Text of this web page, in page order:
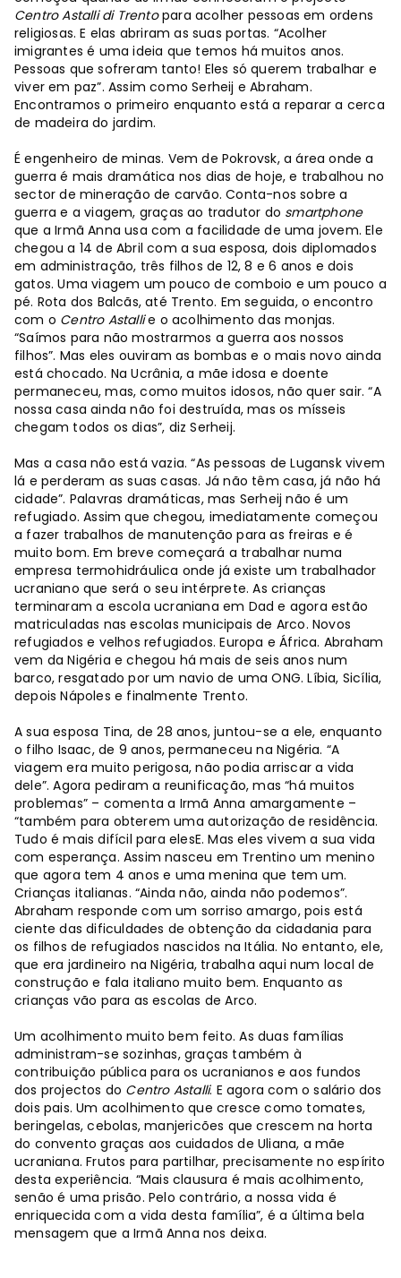
Centro Astalli di Trentopara acolher pessoas em ordens
religiosas. E elas abriram as suas portas. “Acolher
imigrantes é uma ideia que temos há muitos anos.
Pessoas que sofreram tanto! Eles só querem trabalhar e
viver em paz”. Assim como Serheij e Abraham.
Encontramos o primeiro enquanto está a reparar a cerca
de madeira do jardim.
É engenheiro de minas. Vem de Pokrovsk, a área onde a
guerra é mais dramática nos dias de hoje, e trabalhou no
sector de mineração de carvão. Conta-nos sobre a
guerra e a viagem, graças ao tradutor do smartphone
que a Irmã Anna usa com a facilidade de uma jovem. Ele
chegou a 14 de Abril com a sua esposa, dois diplomados
em administração, três filhos de 12, 8 e 6 anos e dois
gatos. Uma viagem um pouco de comboio e um pouco a
pé. Rota dos Balcãs, até Trento. Em seguida, o encontro
com o Centro Astallie o acolhimento das monjas.
“Saímos para não mostrarmos a guerra aos nossos
filhos”. Mas eles ouviram as bombas e o mais novo ainda
está chocado. Na Ucrânia, a mãe idosa e doente
permaneceu, mas, como muitos idosos, não quer sair. “A
nossa casa ainda não foi destruída, mas os mísseis
chegam todos os dias”, diz Serheij.
Mas a casa não está vazia. “As pessoas de Lugansk vivem
lá e perderam as suas casas. Já não têm casa, já não há
cidade”. Palavras dramáticas, mas Serheij não é um
refugiado. Assim que chegou, imediatamente começou
a fazer trabalhos de manutenção para as freiras e é
muito bom. Em breve começará a trabalhar numa
empresa termohidráulica onde já existe um trabalhador
ucraniano que será o seu intérprete. As crianças
terminaram a escola ucraniana em Dad e agora estão
matriculadas nas escolas municipais de Arco. Novos
refugiados e velhos refugiados. Europa e África. Abraham
vem da Nigéria e chegou há mais de seis anos num
barco, resgatado por um navio de uma ONG. Líbia, Sicília,
depois Nápoles e finalmente Trento.
A sua esposa Tina, de 28 anos, juntou-se a ele, enquanto
o filho Isaac, de 9 anos, permaneceu na Nigéria. “A
viagem era muito perigosa, não podia arriscar a vida
dele”. Agora pediram a reunificação, mas “há muitos
problemas” – comenta a Irmã Anna amargamente –
“também para obterem uma autorização de residência.
Tudo é mais difícil para elesE. Mas eles vivem a sua vida
com esperança. Assim nasceu em Trentino um menino
que agora tem 4 anos e uma menina que tem um.
Crianças italianas. “Ainda não, ainda não podemos”.
Abraham responde com um sorriso amargo, pois está
ciente das dificuldades de obtenção da cidadania para
os filhos de refugiados nascidos na Itália. No entanto, ele,
que era jardineiro na Nigéria, trabalha aqui num local de
construção e fala italiano muito bem. Enquanto as
crianças vão para as escolas de Arco.
Um acolhimento muito bem feito. As duas famílias
administram-se sozinhas, graças também à
contribuição pública para os ucranianos e aos fundos
dos projectos do Centro Astalli. E agora com o salário dos
dois pais. Um acolhimento que cresce como tomates,
beringelas, cebolas, manjericões que crescem na horta
do convento graças aos cuidados de Uliana, a mãe
ucraniana. Frutos para partilhar, precisamente no espírito
desta experiência. “Mais clausura é mais acolhimento,
senão é uma prisão. Pelo contrário, a nossa vida é
enriquecida com a vida desta família”, é a última bela
mensagem que a Irmã Anna nos deixa.